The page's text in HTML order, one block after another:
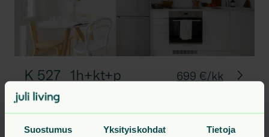
Suostumus Yksityiskohdat Tietoja
K 527 1h+kt+p
23.5 m²
699 €/kk